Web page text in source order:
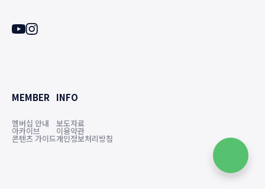
MEMBER
멤버십 안내
아카이브
콘텐츠 가이드
INFO
보도자료
이용약관
개인정보처리방침